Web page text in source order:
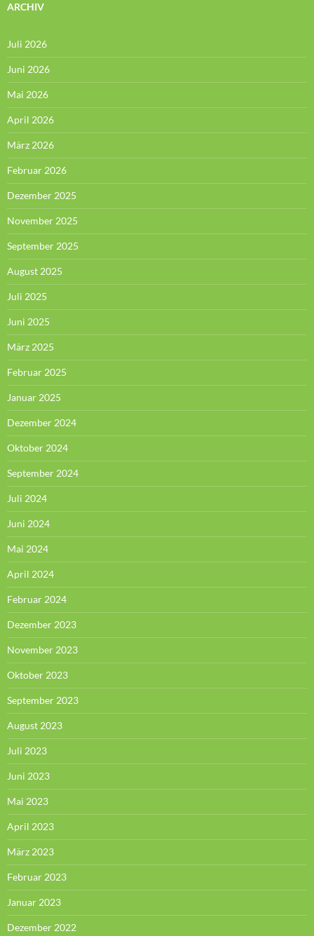
ARCHIV
Juli 2026
Juni 2026
Mai 2026
April 2026
März 2026
Februar 2026
Dezember 2025
November 2025
September 2025
August 2025
Juli 2025
Juni 2025
März 2025
Februar 2025
Januar 2025
Dezember 2024
Oktober 2024
September 2024
Juli 2024
Juni 2024
Mai 2024
April 2024
Februar 2024
Dezember 2023
November 2023
Oktober 2023
September 2023
August 2023
Juli 2023
Juni 2023
Mai 2023
April 2023
März 2023
Februar 2023
Januar 2023
Dezember 2022